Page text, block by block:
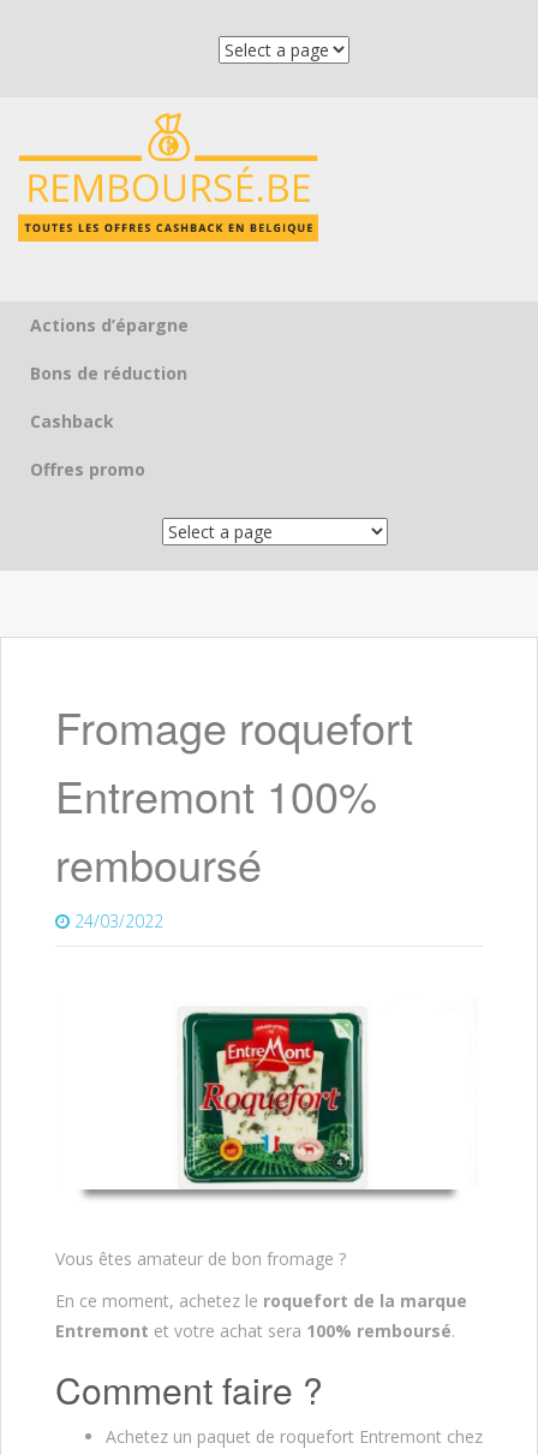
Skip to content
Actions d’épargne
Bons de réduction
Cashback
Offres promo
Fromage roquefort
Entremont 100%
remboursé
24/03/2022
Vous êtes amateur de bon fromage ?
En ce moment, achetez le roquefort de la marque
Entremont et votre achat sera 100% remboursé.
Comment faire ?
Achetez un paquet de roquefort Entremont chez